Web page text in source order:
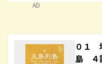
AD
０１
島 ４